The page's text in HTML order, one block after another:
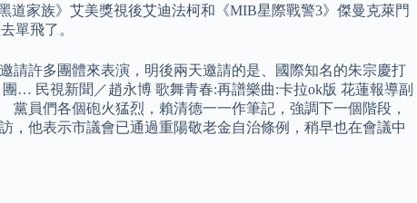
家族》艾美獎視後艾迪法柯和《MIB星際戰警3》傑曼克萊門
單飛了。
請許多團體來表演，明後兩天邀請的是、國際知名的朱宗慶打
… 民視新聞／趙永博 歌舞青春:再譜樂曲:卡拉ok版 花蓮報導副
員們各個砲火猛烈，賴清德一一作筆記，強調下一個階段，
，他表示市議會已通過重陽敬老金自治條例，稍早也在會議中